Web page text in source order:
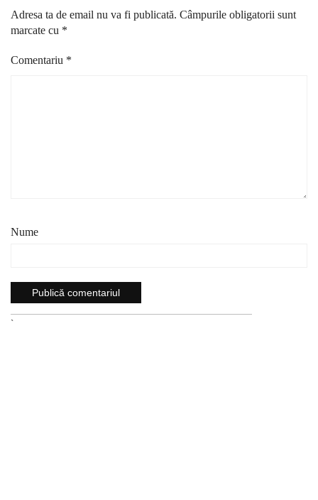
Adresa ta de email nu va fi publicată. Câmpurile obligatorii sunt
marcate cu *
Comentariu *
Nume
`